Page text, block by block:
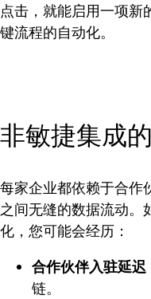
点击，就能启用一项新
键流程的自动化。
非敏捷集成
每家企业都依赖于合作
之间无缝的数据流动。
化，您可能会经历：
合作伙伴入驻延迟
链。